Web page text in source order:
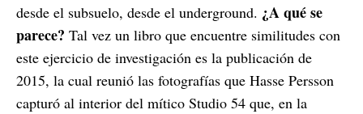
desde el subsuelo, desde el underground. ¿A qué se
parece? Tal vez un libro que encuentre similitudes con
este ejercicio de investigación es la publicación de
2015, la cual reunió las fotografías que Hasse Persson
capturó al interior del mítico Studio 54 que, en la